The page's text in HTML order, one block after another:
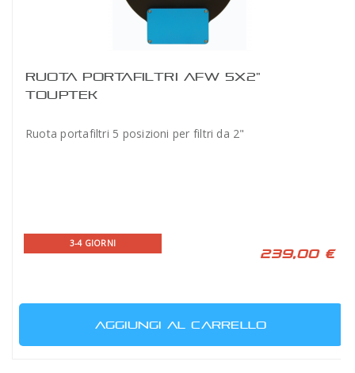
RUOTA PORTAFILTRI AFW 5X2"
TOUPTEK
Ruota portafiltri 5 posizioni per filtri da 2"
3-4 GIORNI
239,00 €
AGGIUNGI AL CARRELLO